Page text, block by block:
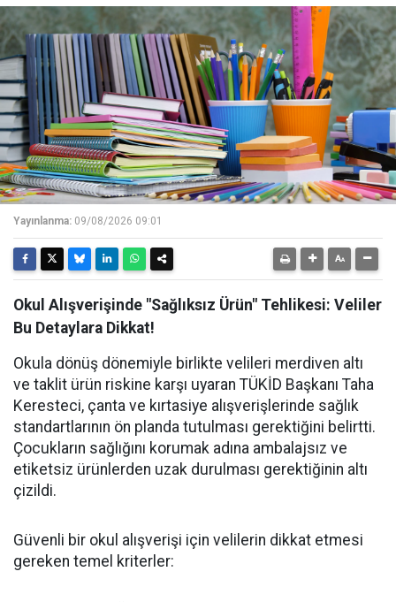
Yayınlanma: 09/08/2026 09:01
Okul Alışverişinde "Sağlıksız Ürün" Tehlikesi: Veliler
Bu Detaylara Dikkat!
Okula dönüş dönemiyle birlikte velileri merdiven altı
ve taklit ürün riskine karşı uyaran TÜKİD Başkanı Taha
Keresteci, çanta ve kırtasiye alışverişlerinde sağlık
standartlarının ön planda tutulması gerektiğini belirtti.
Çocukların sağlığını korumak adına ambalajsız ve
etiketsiz ürünlerden uzak durulması gerektiğinin altı
çizildi.
Güvenli bir okul alışverişi için velilerin dikkat etmesi
gereken temel kriterler: